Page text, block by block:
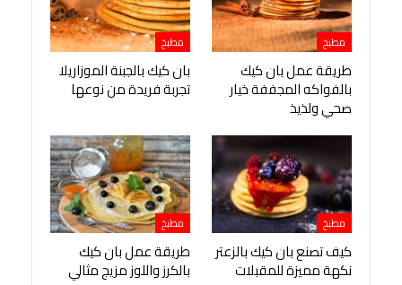
مطبخ
طريقة عمل بان كيك
بالفواكه المجففة خيار
صحي ولذيذ
مطبخ
بان كيك بالجبنة الموزاريلا
تجربة فريدة من نوعها
مطبخ
كيف تصنع بان كيك بالزعتر
نكهة مميزة للمقبلات
مطبخ
طريقة عمل بان كيك
بالكرز واللوز مزيج مثالي